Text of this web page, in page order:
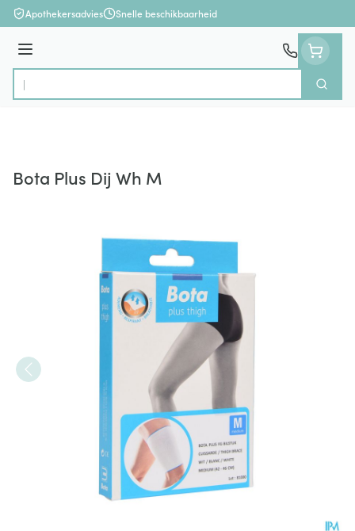
Ga naar de inhoud
Apothekersadvies Snelle beschikbaarheid
Menu
Product, merk, categorie...
Zoek
Bota Plus Dij Wh M